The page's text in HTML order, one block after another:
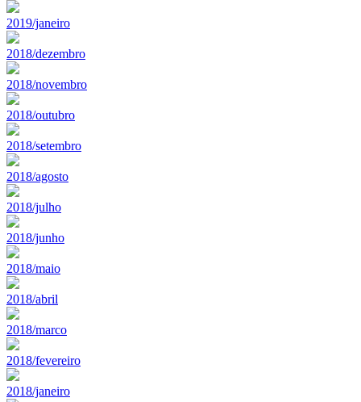
2019/janeiro
2018/dezembro
2018/novembro
2018/outubro
2018/setembro
2018/agosto
2018/julho
2018/junho
2018/maio
2018/abril
2018/marco
2018/fevereiro
2018/janeiro